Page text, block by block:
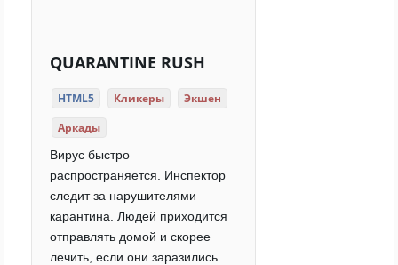
QUARANTINE RUSH
HTML5 Кликеры
Экшен
Аркады
Вирус быстро
распространяется. Инспектор
следит за нарушителями
карантина. Людей приходится
отправлять домой и скорее
лечить, если они заразились.